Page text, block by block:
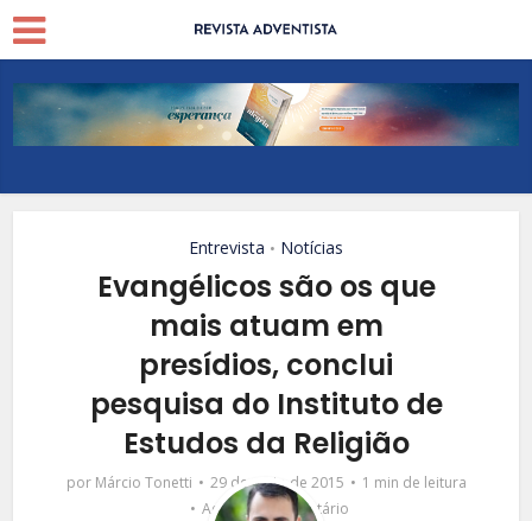
Entrevista • Notícias
Evangélicos são os que
mais atuam em
presídios, conclui
pesquisa do Instituto de
Estudos da Religião
por Márcio Tonetti 29 de maio de 2015
1 min de leitura
Adicionar comentário